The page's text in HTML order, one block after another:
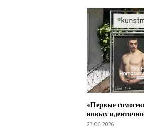
«Первые
новых
23.06.2026